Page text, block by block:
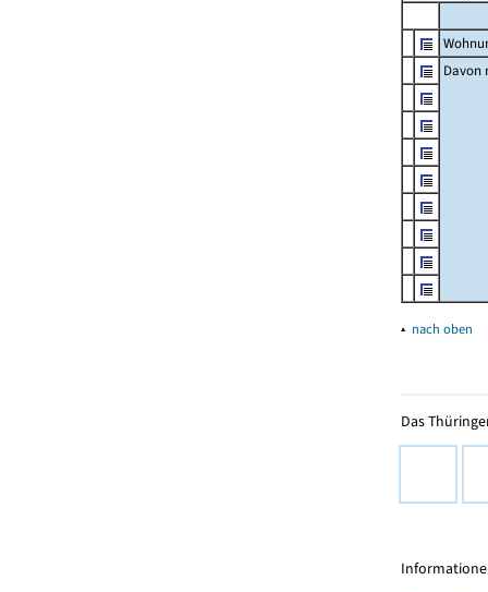
Davon
▴ nach oben
Das